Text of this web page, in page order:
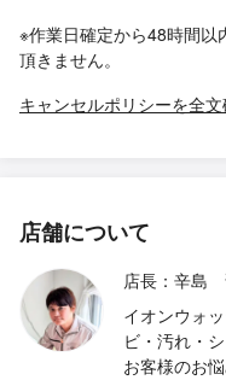
※作業日確定から48時間以
頂きません。
キャンセルポリシーを全
店舗について
店長：辛島
イオンウォ
ビ・汚れ・
お客様のお